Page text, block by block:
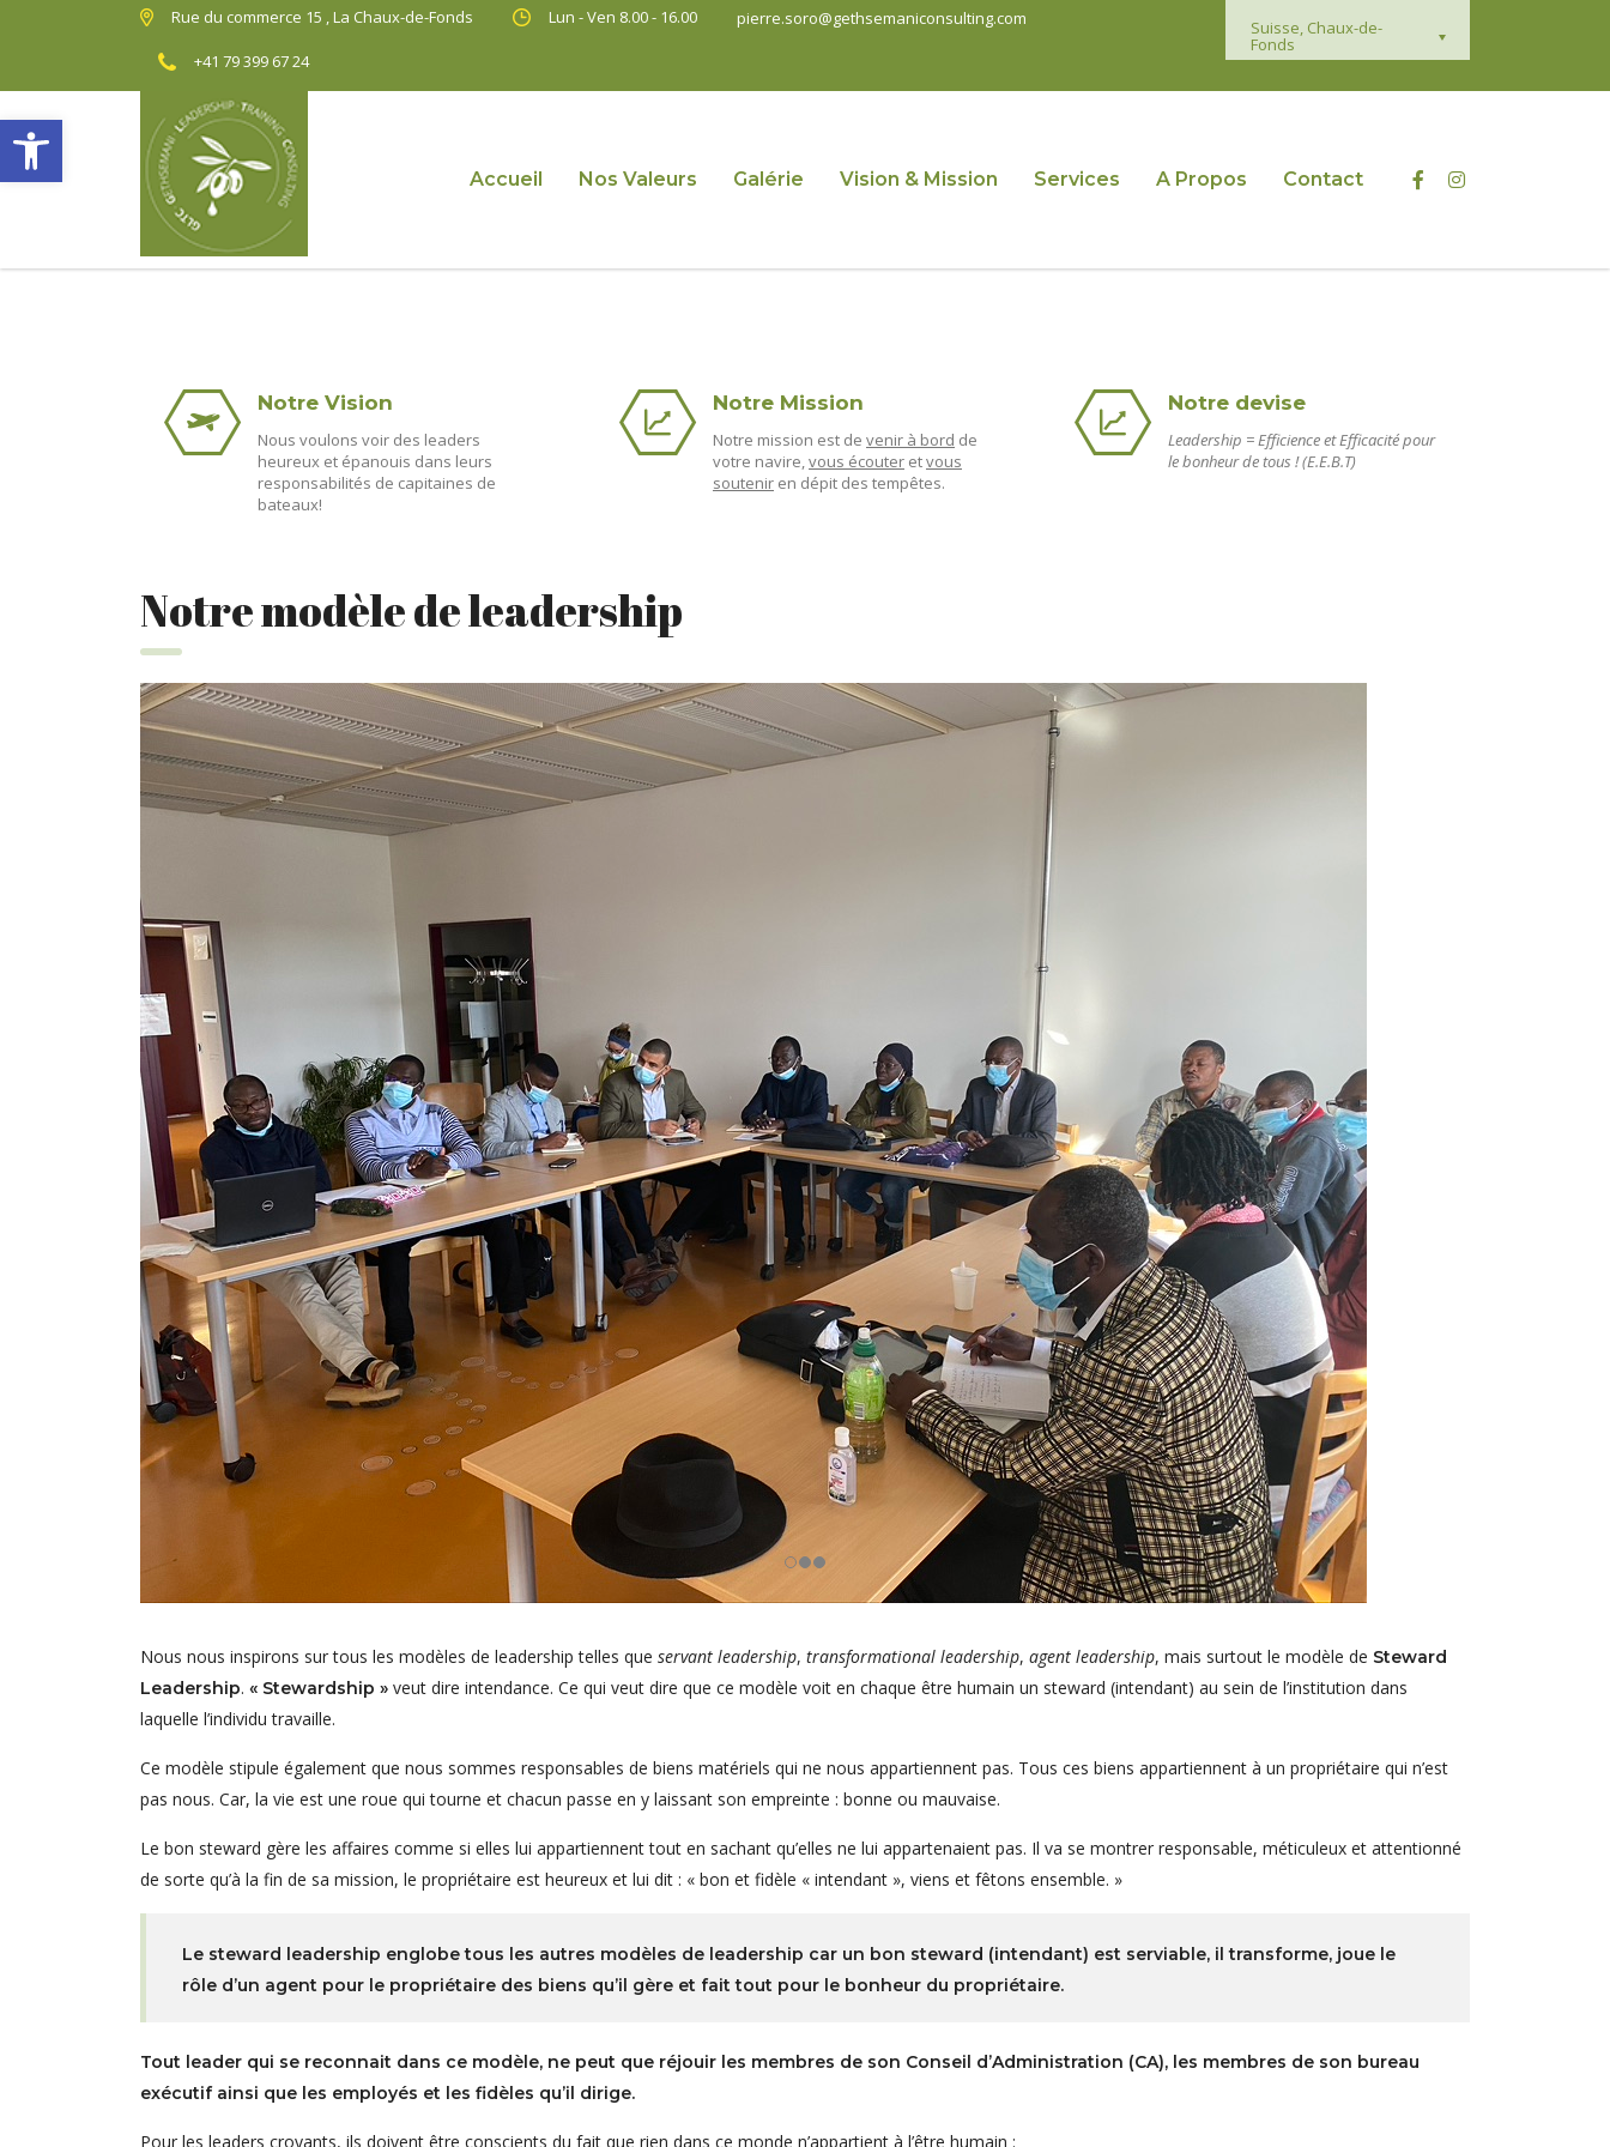
Ouvrir la barre d’outils
Suisse, Chaux-de-
Fonds
Rue du commerce 15 , La Chaux-de-Fonds Lun - Ven 8.00 - 16.00
pierre.soro@gethsemaniconsulting.com
+41 79 399 67 24
Accueil Nos Valeurs Galérie Vision & Mission Services A Propos Contact
Notre Vision
Nous voulons voir des leaders
heureux et épanouis dans leurs
responsabilités de capitaines de
bateaux!
Notre Mission
Notre mission est de venir à bord de
votre navire,vous écouter etvous
soutenir en dépit des tempêtes.
Notre devise
Leadership = Efficience et Efficacité pour
le bonheur de tous ! (E.E.B.T)
Notre modèle de leadership
Nous nous inspirons sur tous les modèles de leadership telles que servant leadership, transformational leadership, agent leadership, mais surtout le modèle de Steward
Leadership. « Stewardship » veut dire intendance. Ce qui veut dire que ce modèle voit en chaque être humain un steward (intendant) au sein de l’institution dans
laquelle l’individu travaille.
Ce modèle stipule également que nous sommes responsables de biens matériels qui ne nous appartiennent pas. Tous ces biens appartiennent à un propriétaire qui n’est
pas nous. Car, la vie est une roue qui tourne et chacun passe en y laissant son empreinte : bonne ou mauvaise.
Le bon steward gère les affaires comme si elles lui appartiennent tout en sachant qu’elles ne lui appartenaient pas. Il va se montrer responsable, méticuleux et attentionné
de sorte qu’à la fin de sa mission, le propriétaire est heureux et lui dit : « bon et fidèle « intendant », viens et fêtons ensemble. »
Le steward leadership englobe tous les autres modèles de leadership car un bon steward (intendant) est serviable, il transforme, joue le
rôle d’un agent pour le propriétaire des biens qu’il gère et fait tout pour le bonheur du propriétaire.
Tout leader qui se reconnait dans ce modèle, ne peut que réjouir les membres de son Conseil d’Administration (CA), les membres de son bureau
exécutif ainsi que les employés et les fidèles qu’il dirige.
Pour les leaders croyants, ils doivent être conscients du fait que rien dans ce monde n’appartient à l’être humain :